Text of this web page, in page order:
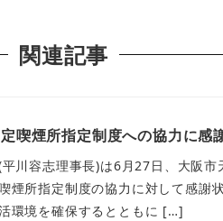
関連記事
喫煙所指定制度への協力に感
川容志理事長)は6月27日、大阪
煙所指定制度の協力に対して感謝
環境を確保するとともに […]